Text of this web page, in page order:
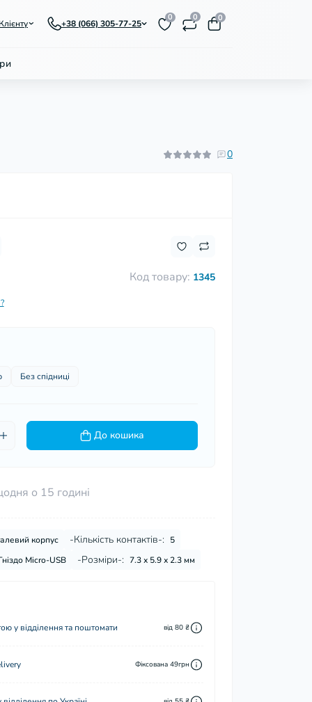
+38 (066) 305-77-25
0 0 0
0
Код товару: 1345
Без спідниці
До кошика
о 15 годині
корпус -Кількість контактів-:
5
Micro-USB
-Розміри-: 7.3 х 5.9 х 2.3 мм
у відділення та поштомати від 80 ₴
Фіксована 49грн